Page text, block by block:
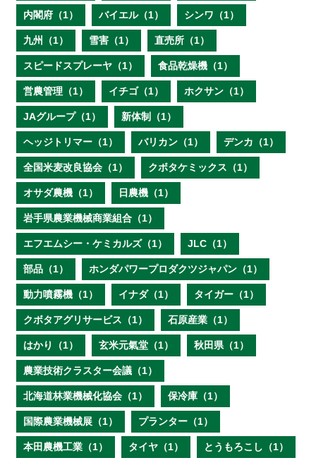
内閣府（1） バイエル（1） シンワ（1）
九州（1） 雪害（1） 直売所（1）
スピードスプレーヤ（1） 食品乾燥機（1）
営農管理（1） イチゴ（1） ホクサン（1）
JAグループ（1） 新体制（1）
ヘッジトリマー（1） バリカン（1） デンカ（1）
全国米麦改良協会（1） クボタケミックス（1）
オサダ農機（1） 日農機（1）
岩手県農業機械商業組合（1）
エフエムシー・ケミカルズ（1） JLC（1）
部品（1） ホンダパワープロダクツジャパン（1）
動力噴霧機（1） イナダ（1） タイガー（1）
クボタアグリサービス（1） 石原産業（1）
はかり（1） 玄米元氣堂（1） 秋田県（1）
農業技術クラスター会議（1）
北海道林業機械化協会（1） 保冷庫（1）
国際農業機械展（1） プランター（1）
本田農機工業（1） タイヤ（1） とうもろこし（1）